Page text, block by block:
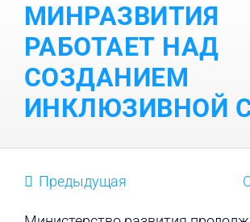
МИНРАЗВИТИЯ
РАБОТАЕТ НАД
СОЗДАНИЕМ
ИНКЛЮЗИВНОЙ
Предыдущая